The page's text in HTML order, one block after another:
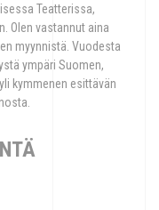
Teatterissa,
Olen vastannut aina
myynnistä. Vuodesta
ympäri Suomen,
kymmenen esittävän